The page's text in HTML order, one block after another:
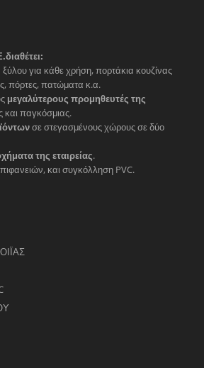
ξύλου για κάθε χρήση, πορτάκια κουζίνας
πόρτες, πατώματα κ.α.
μεγαλύτερους προμηθευτές της
και παγκόσμιας.
σε στεγασμένους χώρους σε δύο
της εταιρείας.
και συγκόλληση PVC.